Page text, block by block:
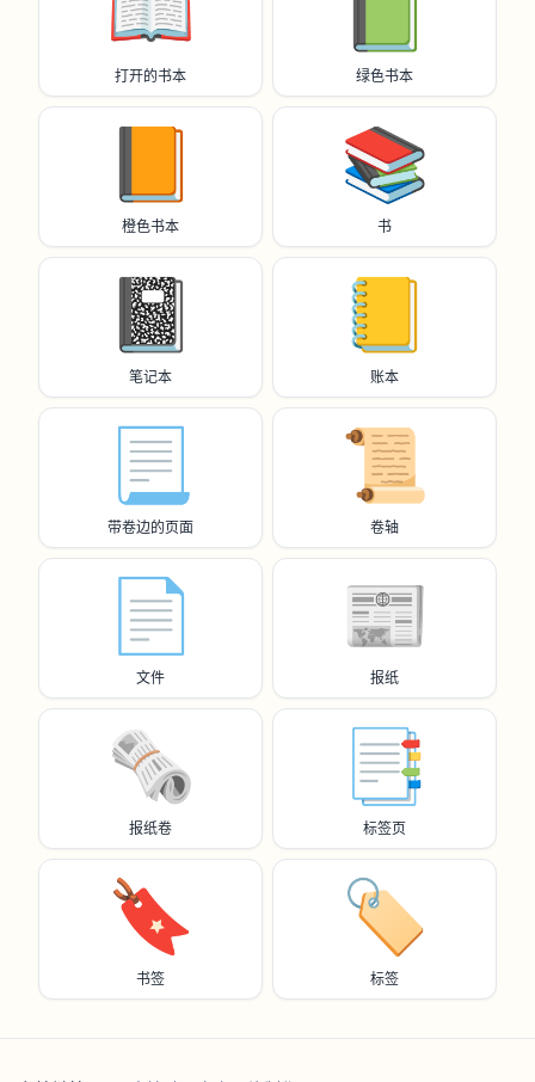
打开的书本 绿色书本
橙色书本
📚️
书
📓
笔记本
📒
账本
📃
带卷边的页面
📜
卷轴
📄
文件
📰
报纸
🗞️
报纸卷
📑
标签页
🔖
书签
🏷️
标签